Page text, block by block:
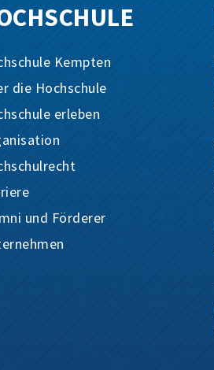
Kempten
die Hochschule
erleben
und Förderer